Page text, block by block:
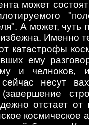
может
А может, чуть
Именно
катастрофы
ему
и челноков,
несут
отстает
космическое